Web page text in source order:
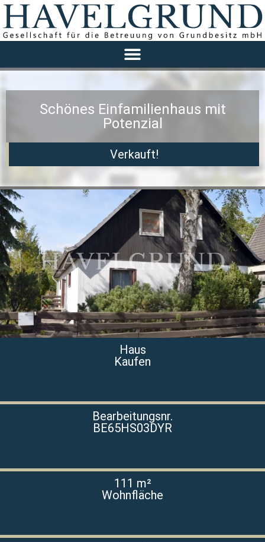
Schönes Einfamilienhaus mit
Potenzial
Verkauft!
Haus
Kaufen
Bearbeitungsnr.
BE65HS03DYR
111 m²
Wohnfläche